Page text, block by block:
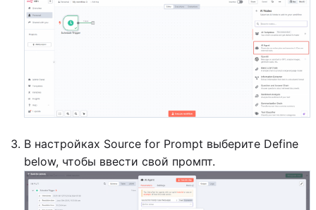
В настройках Source for Prompt выберите Define
below, чтобы ввести свой промпт.